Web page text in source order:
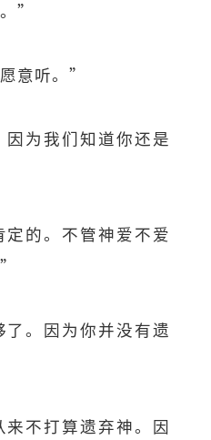
”
意听。”
为我们知道你还是
的。不管神爱不爱
。因为你并没有遗
不打算遗弃神。因